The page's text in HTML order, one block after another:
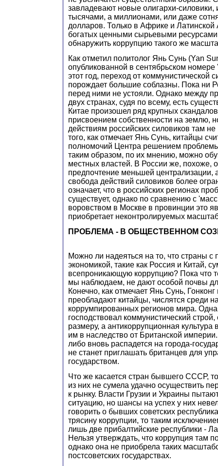
завладевают новые олигархи-силовики,
тысячами, а миллионами, или даже
долларов. Только в Африке и Латинской
богатых ценными сырьевыми
обнаружить коррупцию такого же
Как отметил политолог Янь Сунь (Yan
опубликованной в сентябрьском номере
этот год, переход от коммунистической
порождает большие соблазны. Пока ни
перед ними не устояли. Однако между
двух странах, судя по всему, есть
Китае произошел ряд крупных
присвоением собственности на землю,
действиям российских силовиков там
того, как отмечает Янь Сунь, китайцы
полномочий Центра решением
таким образом, по их мнению, можно
местных властей. В России же, похоже,
предпочтение меньшей централизации,
свобода действий силовиков более
означает, что в российских регионах
существует, однако по сравнению с
воровством в Москве в провинции это
приобретает неконтролируемых
ПРОБЛЕМА - В ОБЩЕСТВЕННОМ
Можно ли надеяться на то, что страны с
экономикой, такие как Россия и Китай,
всепроникающую коррупцию? Пока что
мы наблюдаем, не дают особой почвы
Конечно, как отмечает Янь Сунь,
преобладают китайцы, числятся среди
коррумпированных регионов мира.
господствовал коммунистический
размеру, а антикоррупционная культура
им в наследство от Британской
либо вновь распадется на города-
не станет приглашать британцев для
государством.
Что же касается стран бывшего СССР,
из них не сумела удачно осуществить
к рынку. Власти Грузии и Украины
ситуацию, но шансы на успех у них
говорить о бывших советских
трясину коррупции, то таким
лишь две прибалтийские республики -
Нельзя утверждать, что коррупция там
однако она не приобрела таких
постсоветских государствах.